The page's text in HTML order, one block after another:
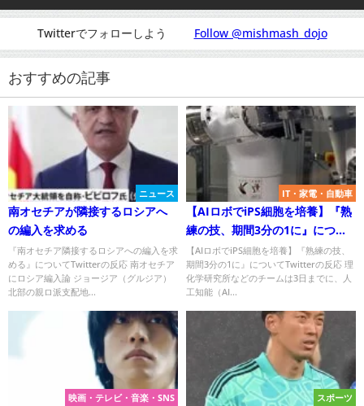
Twitterでフォローしよう Follow @mishmash_dojo
おすすめの記事
ニュース
南オセチアが隣接するロシアへ
の編入を求める
『南オセチア隣接するロシアへの編入を求
める』についてTwitterの反応 南オセチア
にロシア編入論 ジョージア（グルジア）
北部の親ロ派支配地...
IT・家電・自動車
【AIロボでiPS細胞を培養】『熟
練の技、期間3分の1に』につい
てTwitterの反応
【AIロボでiPS細胞を培養】『熟練の技、
期間3分の1に』についてTwitterの反応 理
化学研究所などのチームは3日までに、人
工知能（AI...
映画・テレビ・音楽・SNS スポーツ